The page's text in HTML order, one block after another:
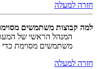
חזרה למעלה
למה קבוצות משתמשים
המנהל הראשי של
משתמשים מסוימת כדי
חזרה למעלה